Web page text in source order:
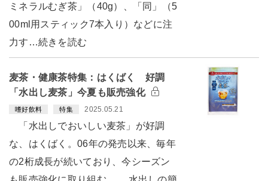
ミネラルむぎ茶」（40g）、「同」（5
00ml用スティック7本入り）などに注
力す…続きを読む
麦茶・健康茶特集：はくばく 好調
「水出し麦茶」今夏も販売強化
嗜好飲料 特集 2025.05.21
「水出しでおいしい麦茶」が好調
な、はくばく。06年の発売以来、毎年
の2桁成長が続いており、今シーズン